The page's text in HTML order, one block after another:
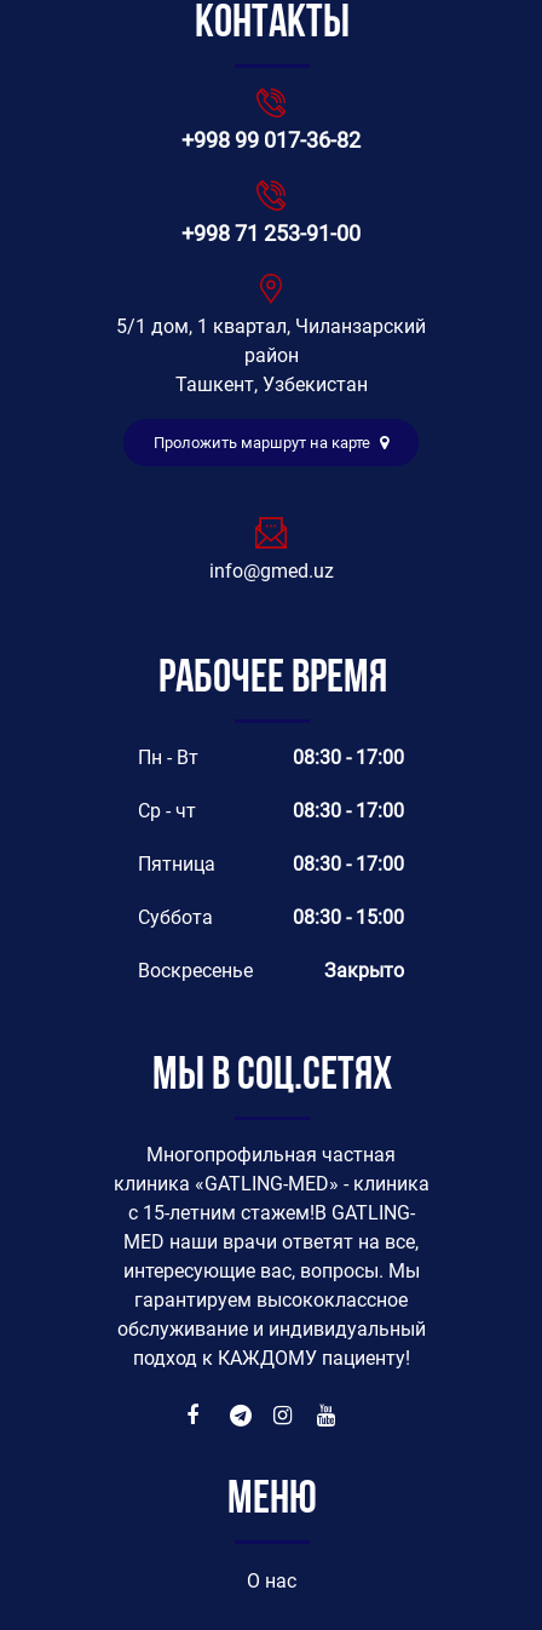
Контакты
+998 99 017-36-82
+998 71 253-91-00
5/1 дом, 1 квартал, Чиланзарский
район
Ташкент, Узбекистан
Проложить маршрут на карте
info@gmed.uz
Рабочее время
Пн - Вт 08:30 - 17:00
Ср - чт 08:30 - 17:00
Пятница 08:30 - 17:00
Суббота 08:30 - 15:00
Воскресенье Закрыто
Мы в соц.сетях
Многопрофильная частная
клиника «GATLING-MED» - клиника
с 15-летним стажем!В GATLING-
MED наши врачи ответят на все,
интересующие вас, вопросы. Мы
гарантируем высококлассное
обслуживание и индивидуальный
подход к КАЖДОМУ пациенту!
Меню
O нас